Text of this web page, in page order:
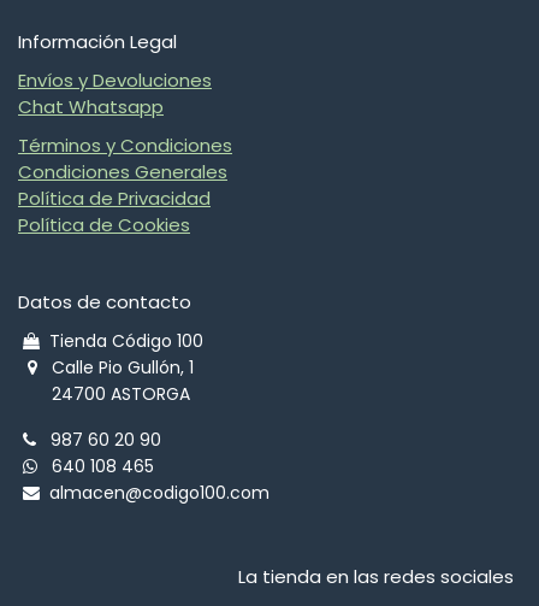
Información Legal
Envíos y Devoluciones
Chat Whatsapp
Términos y Condiciones
Condiciones Generales
Política de Privacidad
Política de Cookies
Datos de contacto
Tienda Código 100
Calle Pio Gullón, 1
24700 ASTORGA
987 60 20 90
640 108 465
almacen@codigo100.com
La tienda en las redes sociales